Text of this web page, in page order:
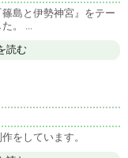
島と伊勢神宮』をテー
。 ...
読む
をしています。